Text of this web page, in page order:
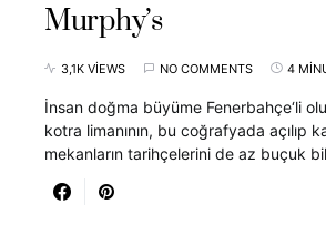
Murphy’s
3,1K VIEWS NO COMMENTS 4
İnsan doğma büyüme Fenerbahçe‘li
kotra limanının, bu coğrafyada açılıp
mekanların tarihçelerini de az buçuk